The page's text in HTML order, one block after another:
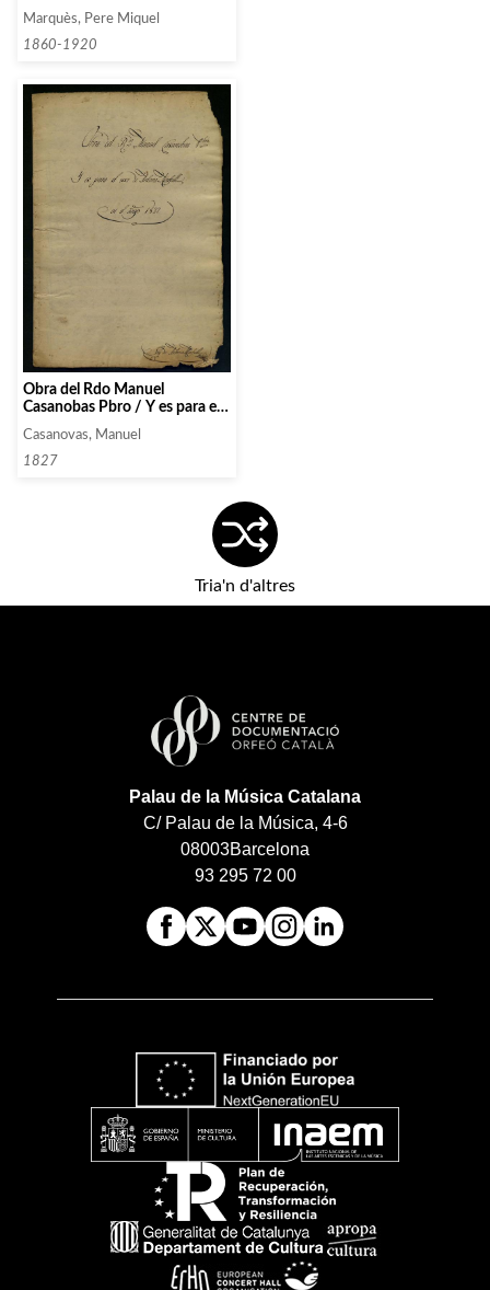
Marquès, Pere Miquel
1860-1920
Obra del Rdo Manuel
Casanobas Pbro / Y es para el
usso de Antonio Marfull / en el
anyo 1827
Casanovas, Manuel
1827
Tria'n d'altres
Palau de la Música Catalana
C/ Palau de la Música, 4-6
08003Barcelona
93 295 72 00